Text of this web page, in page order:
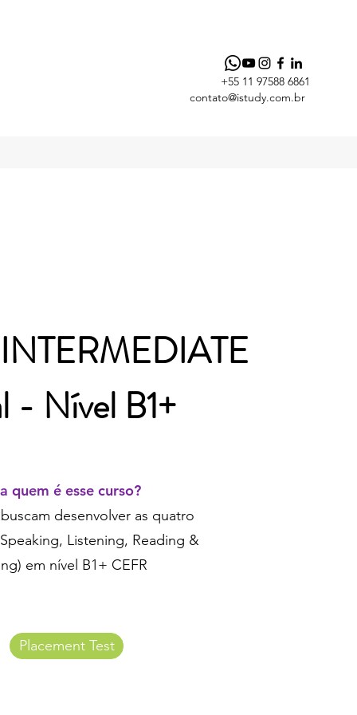
+55 11 97588 6861
contato@istudy.com.br
- Nível B1+
quem é esse curso?
desenvolver as quatro
Listening, Reading &
em nível B1+ CEFR
Placement Test